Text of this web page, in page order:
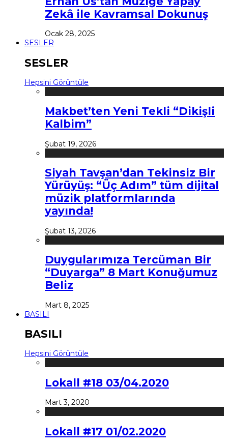
Zekâ ile Kavramsal Dokunuş
Ocak 28, 2025
SESLER
SESLER
Hepsini Görüntüle
Makbet’ten Yeni Tekli “Dikişli
Kalbim”
Şubat 19, 2026
Siyah Tavşan’dan Tekinsiz Bir
Yürüyüş: “Üç Adım” tüm dijital
müzik platformlarında
yayında!
Şubat 13, 2026
Duygularımıza Tercüman Bir
“Duyarga” 8 Mart Konuğumuz
Beliz
Mart 8, 2025
BASILI
BASILI
Hepsini Görüntüle
Lokall #18 03/04.2020
Mart 3, 2020
Lokall #17 01/02.2020